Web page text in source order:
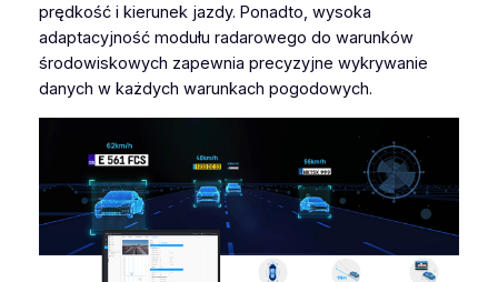
prędkość i kierunek jazdy. Ponadto, wysoka
adaptacyjność modułu radarowego do warunków
środowiskowych zapewnia precyzyjne wykrywanie
danych w każdych warunkach pogodowych.